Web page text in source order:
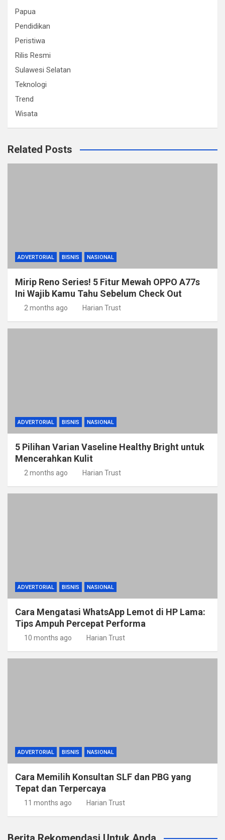
Papua
Pendidikan
Peristiwa
Rilis Resmi
Sulawesi Selatan
Teknologi
Trend
Wisata
Related Posts
ADVERTORIAL BISNIS NASIONAL
Mirip Reno Series! 5 Fitur Mewah OPPO A77s
Ini Wajib Kamu Tahu Sebelum Check Out
2 months ago Harian Trust
ADVERTORIAL BISNIS NASIONAL
5 Pilihan Varian Vaseline Healthy Bright untuk
Mencerahkan Kulit
2 months ago Harian Trust
ADVERTORIAL BISNIS NASIONAL
Cara Mengatasi WhatsApp Lemot di HP Lama:
Tips Ampuh Percepat Performa
10 months ago Harian Trust
ADVERTORIAL BISNIS NASIONAL
Cara Memilih Konsultan SLF dan PBG yang
Tepat dan Terpercaya
11 months ago Harian Trust